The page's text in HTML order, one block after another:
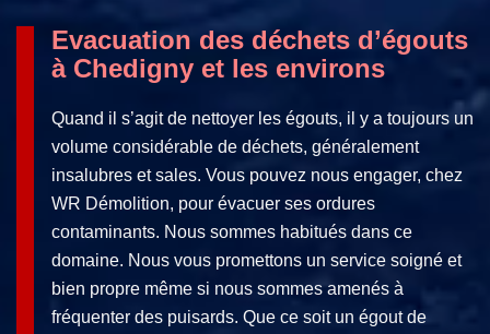
Evacuation des déchets d’égouts
à Chedigny et les environs
Quand il s’agit de nettoyer les égouts, il y a toujours un
volume considérable de déchets, généralement
insalubres et sales. Vous pouvez nous engager, chez
WR Démolition, pour évacuer ses ordures
contaminants. Nous sommes habitués dans ce
domaine. Nous vous promettons un service soigné et
bien propre même si nous sommes amenés à
fréquenter des puisards. Que ce soit un égout de